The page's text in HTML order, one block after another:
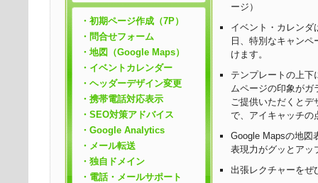
・初期ページ作成（7P）
・問合せフォーム
・地図（Google Maps）
・イベントカレンダー
・ヘッダーデザイン変更
・携帯電話対応表示
・SEO対策アドバイス
・Google Analytics
・メール転送
・独自ドメイン
・電話・メールサポート
ージ）
イベント・カレンダ
日、特別なキャン
けます。
テンプレートの上下
ムページの印象がガ
ご提供いただくとデ
で、アイキャッチの
Google Mapsの地図
表現力がグッとアッ
出張レクチャーをぜ